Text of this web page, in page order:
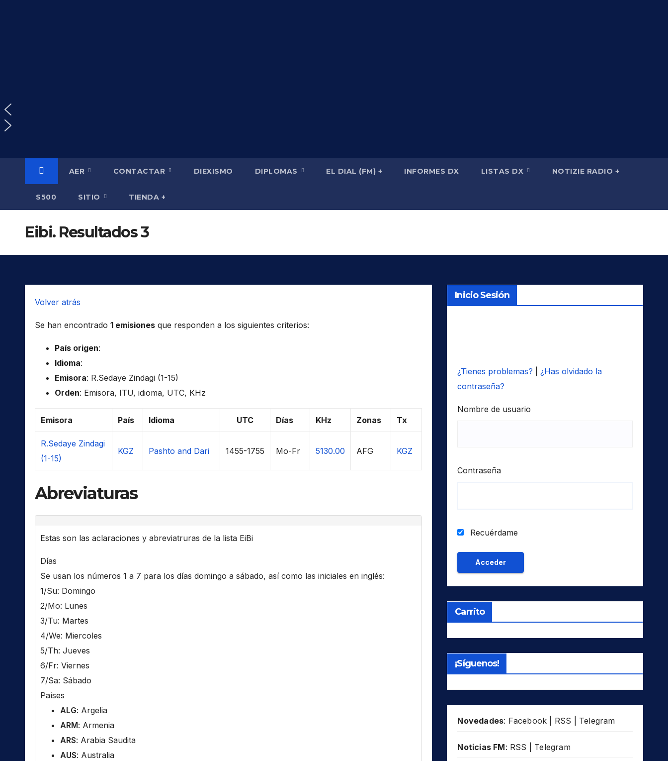
AER CONTACTAR DIEXISMO DIPLOMAS EL DIAL (FM) + INFORMES DX LISTAS DX NOTIZIE RADIO +
S500 SITIO TIENDA +
Eibi. Resultados 3
Volver atrás
Se han encontrado 1 emisiones que responden a los siguientes criterios:
País origen:
Idioma:
Emisora: R.Sedaye Zindagi (1-15)
Orden: Emisora, ITU, idioma, UTC, KHz
Emisora País Idioma UTC Días KHz Zonas Tx
R.Sedaye Zindagi
(1-15)
KGZ Pashto and Dari 1455-1755 Mo-Fr 5130.00 AFG KGZ
Abreviaturas
Estas son las aclaraciones y abreviatruras de la lista EiBi
Días
Se usan los números 1 a 7 para los días domingo a sábado, así como las iniciales en inglés:
1/Su: Domingo
2/Mo: Lunes
3/Tu: Martes
4/We: Miercoles
5/Th: Jueves
6/Fr: Viernes
7/Sa: Sábado
Países
ALG: Argelia
ARM: Armenia
ARS: Arabia Saudita
AUS: Australia
Inicio Sesión
¿Tienes problemas?
¿Has olvidado la
contraseña?
Nombre de usuario
Contraseña
Recuérdame
Carrito
¡Síguenos!
Novedades: Facebook RSS Telegram
Noticias FM: RSS Telegram